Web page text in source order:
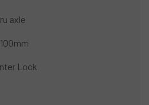
axle
Lock